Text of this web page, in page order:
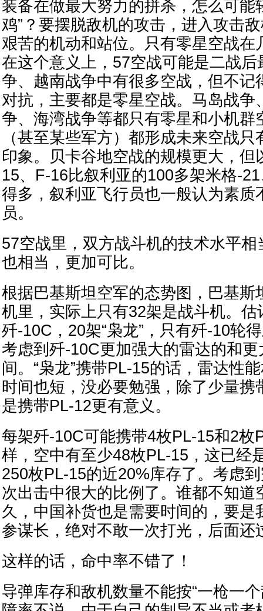
装备在做最大努力的拼杀，怎么可能
鸡”？要摆脱敌机的攻击，进入攻击
艰苦的机动和站位。只有零星空战在
在这个意义上，57空战可能是二战后
争、越南战争中有很多空战，但不记
对抗，主要都是零星空战。马岛战争
争、海湾战争等都只有零星和小机群
（甚至某些军方）都形成未来空战
印象。贝卡谷地空战的规模更大，但
15、F-16比叙利亚的100多架米格-
得多，叙利亚飞行员也一般认为素质
员。
57空战里，双方战斗机的技术水平
也相当，更加可比。
根据巴基斯坦空军的态势图，巴基斯
机里，实际上只有32架是战斗机。估
歼-10C，20架“枭龙”，只有歼-10轮
考虑到歼-10C更加强大的雷达的和
间。“枭龙”携带PL-15的话，雷达性
时间也短，没必要勉强，除了少量携
是携带PL-12更有意义。
每架歼-10C可能携带4枚PL-15和2枚
样，空中有至少48枚PL-15，这已经
250枚PL-15的近20%库存了。考虑
次出击中很大的比例了。谁都不知道
久，中国补货也是需要时间的，要是
参谋长，绝对不敢一次打光，后面还
这样的话，命中率不错了！
导弹库存和敌机数量不能按“一枪一